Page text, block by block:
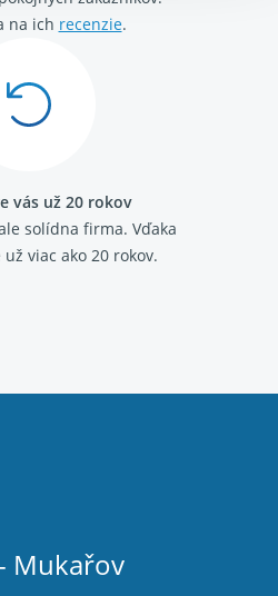
na ich recenzie.
vás už 20 rokov
solídna firma. Vďaka
viac ako 20 rokov.
Mukařov